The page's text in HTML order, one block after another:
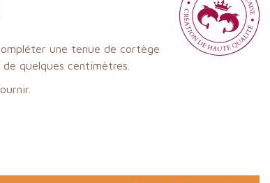
une tenue de cortège
quelques centimètres.